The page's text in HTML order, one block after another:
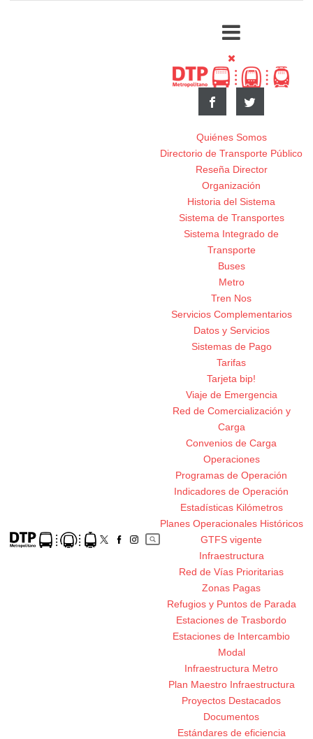
Quiénes Somos
Directorio de Transporte Público
Reseña Director
Organización
Historia del Sistema
Sistema de Transportes
Sistema Integrado de
Transporte
Buses
Metro
Tren Nos
Servicios Complementarios
Datos y Servicios
Sistemas de Pago
Tarifas
Tarjeta bip!
Viaje de Emergencia
Red de Comercialización y
Carga
Convenios de Carga
Operaciones
Programas de Operación
Indicadores de Operación
Estadísticas Kilómetros
Planes Operacionales Históricos
GTFS vigente
Infraestructura
Red de Vías Prioritarias
Zonas Pagas
Refugios y Puntos de Parada
Estaciones de Trasbordo
Estaciones de Intercambio
Modal
Infraestructura Metro
Plan Maestro Infraestructura
Proyectos Destacados
Documentos
Estándares de eficiencia